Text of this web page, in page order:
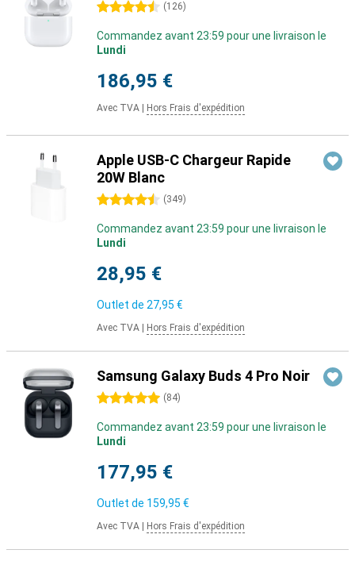
4.5 étoiles (126)
Commandez avant 23:59 pour une livraison le
Lundi
186,95 €
Avec TVA Hors Frais d'expédition
Apple USB-C Chargeur Rapide
20W Blanc
4.5 étoiles (349)
Commandez avant 23:59 pour une livraison le
Lundi
28,95 €
Outlet de 27,95 €
Avec TVA Hors Frais d'expédition
Samsung Galaxy Buds 4 Pro Noir
5 étoiles (84)
Commandez avant 23:59 pour une livraison le
Lundi
177,95 €
Outlet de 159,95 €
Avec TVA Hors Frais d'expédition